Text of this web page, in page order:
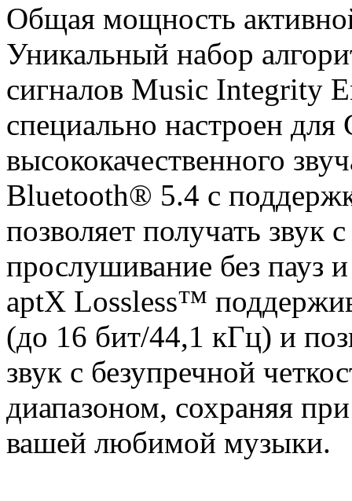
Общая мощность
Уникальный набор
сигналов Music Integrity
специально настроен для
высококачественного
Bluetooth® 5.4 с
позволяет получать звук
прослушивание без пауз
aptX Lossless™
(до 16 бит/44,1 кГц) и
звук с безупречной
диапазоном, сохраняя
вашей любимой музыки.